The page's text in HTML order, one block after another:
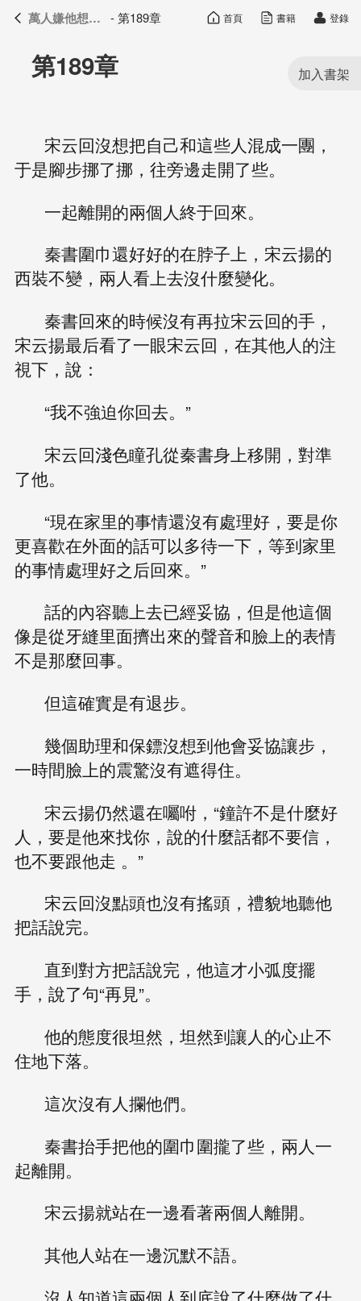
萬人嫌他想開了 目錄
第189章
宋云回沒想把自己和這些人混成一團，
于是腳步挪了挪，往旁邊走開了些。
一起離開的兩個人終于回來。
秦書圍巾還好好的在脖子上，宋云揚的
西裝不變，兩人看上去沒什麼變化。
秦書回來的時候沒有再拉宋云回的手，
宋云揚最后看了一眼宋云回，在其他人的注
視下，說：
“我不強迫你回去。”
宋云回淺色瞳孔從秦書身上移開，對準
了他。
“現在家里的事情還沒有處理好，要是你
更喜歡在外面的話可以多待一下，等到家里
的事情處理好之后回來。”
話的內容聽上去已經妥協，但是他這個
像是從牙縫里面擠出來的聲音和臉上的表情
不是那麼回事。
但這確實是有退步。
幾個助理和保鏢沒想到他會妥協讓步，
一時間臉上的震驚沒有遮得住。
宋云揚仍然還在囑咐，“鐘許不是什麼好
人，要是他來找你，說的什麼話都不要信，
也不要跟他走 。”
宋云回沒點頭也沒有搖頭，禮貌地聽他
把話說完。
直到對方把話說完，他這才小弧度擺
手，說了句“再見”。
他的態度很坦然，坦然到讓人的心止不
住地下落。
這次沒有人攔他們。
秦書抬手把他的圍巾圍攏了些，兩人一
起離開。
宋云揚就站在一邊看著兩個人離開。
其他人站在一邊沉默不語。
萬人嫌他想開了 - 第189章 首頁 書籍 登錄